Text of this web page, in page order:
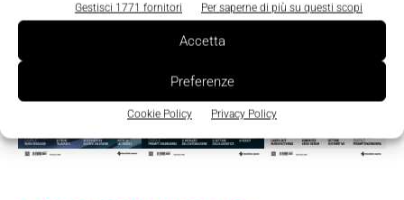
Gestisci 1771 fornitori Per saperne di più su questi scopi
Accetta
Preferenze
Cookie Policy Privacy Policy